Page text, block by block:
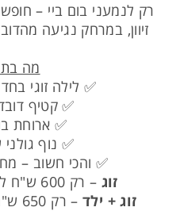
רק לנמעני בום ביי –
זיוון, במרחק נגיעה
מה
✅ לילה זוגי
✅ קטיף
✅ ארוחת
✅ נוף
✅ והכי חשוב –
זוג – רק 600 ש"ח ללילה (כולל הקטיף!)
זוג + ילד – רק 650 ש"ח ללילה (כולל הקטיף!)